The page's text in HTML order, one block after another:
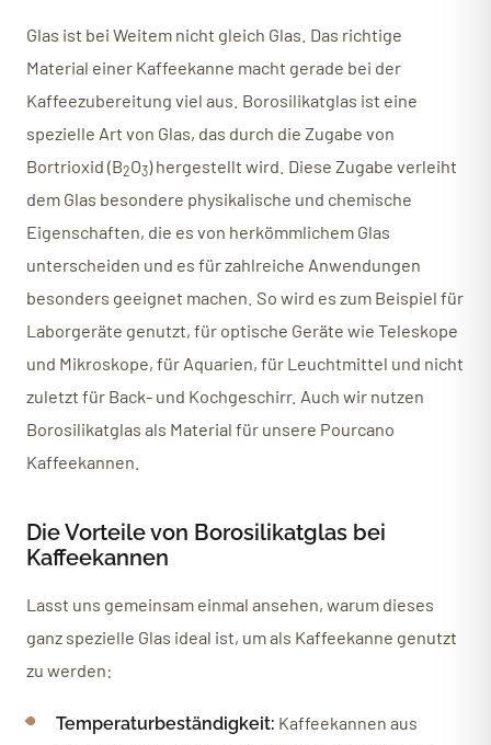
Glas ist bei Weitem nicht gleich Glas. Das richtige
Material einer Kaffeekanne macht gerade bei der
Kaffeezubereitung viel aus. Borosilikatglas ist eine
spezielle Art von Glas, das durch die Zugabe von
Bortrioxid (B2O3) hergestellt wird. Diese Zugabe verleiht
dem Glas besondere physikalische und chemische
Eigenschaften, die es von herkömmlichem Glas
unterscheiden und es für zahlreiche Anwendungen
besonders geeignet machen. So wird es zum Beispiel für
Laborgeräte genutzt, für optische Geräte wie Teleskope
und Mikroskope, für Aquarien, für Leuchtmittel und nicht
zuletzt für Back- und Kochgeschirr. Auch wir nutzen
Borosilikatglas als Material für unsere Pourcano
Kaffeekannen.
Die Vorteile von Borosilikatglas bei
Kaffeekannen
Lasst uns gemeinsam einmal ansehen, warum dieses
ganz spezielle Glas ideal ist, um als Kaffeekanne genutzt
zu werden:
Temperaturbeständigkeit: Kaffeekannen aus